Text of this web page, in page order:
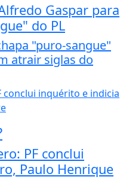
Gaspar para
do PL
"puro-sangue"
atrair siglas do
PF conclui
Paulo Henrique